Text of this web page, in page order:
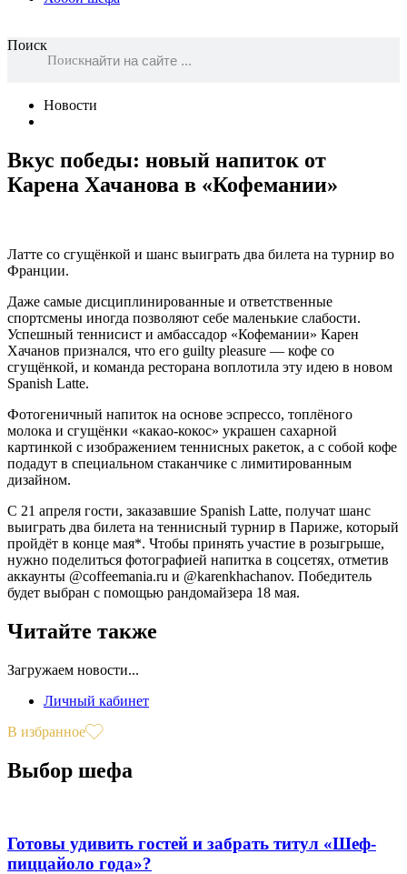
Поиск
Поиск
Новости
Вкус победы: новый напиток от
Карена Хачанова в «Кофемании»
Латте со сгущёнкой и шанс выиграть два билета на турнир во
Франции.
Даже самые дисциплинированные и ответственные
спортсмены иногда позволяют себе маленькие слабости.
Успешный теннисист и амбассадор «Кофемании» Карен
Хачанов признался, что его guilty pleasure — кофе со
сгущёнкой, и команда ресторана воплотила эту идею в новом
Spanish Latte.
Фотогеничный напиток на основе эспрессо, топлёного
молока и сгущёнки «какао-кокос» украшен сахарной
картинкой c изображением теннисных ракеток, а с собой кофе
подадут в специальном стаканчике с лимитированным
дизайном.
С 21 апреля гости, заказавшие Spanish Latte, получат шанс
выиграть два билета на теннисный турнир в Париже, который
пройдёт в конце мая*. Чтобы принять участие в розыгрыше,
нужно поделиться фотографией напитка в соцсетях, отметив
аккаунты @coffeemania.ru и @karenkhachanov. Победитель
будет выбран с помощью рандомайзера 18 мая.
Читайте также
Загружаем новости...
Личный кабинет
В избранное
Выбор шефа
Готовы удивить гостей и забрать титул «Шеф-
пиццайоло года»?